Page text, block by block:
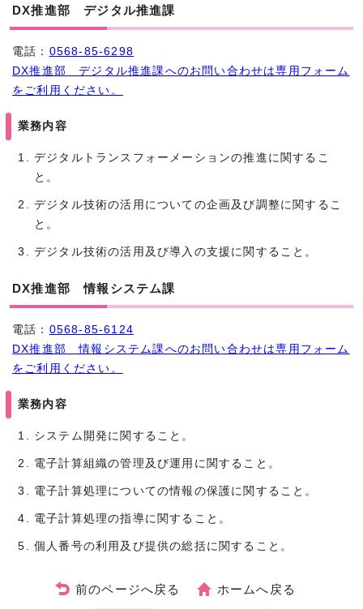
DX推進部 デジタル推進課
電話： 0568-85-6298
DX推進部 デジタル推進課へのお問い合わせは専用フォーム
をご利用ください。
業務内容
デジタルトランスフォーメーションの推進に関するこ
と。
デジタル技術の活用についての企画及び調整に関するこ
と。
デジタル技術の活用及び導入の支援に関すること。
DX推進部 情報システム課
電話： 0568-85-6124
DX推進部 情報システム課へのお問い合わせは専用フォーム
をご利用ください。
業務内容
システム開発に関すること。
電子計算組織の管理及び運用に関すること。
電子計算処理についての情報の保護に関すること。
電子計算処理の指導に関すること。
個人番号の利用及び提供の総括に関すること。
前のページへ戻る ホームへ戻る